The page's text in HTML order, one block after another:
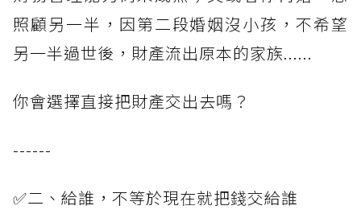
照顧另一半，因第二段婚姻沒小孩，不希望
另一半過世後，財產流出原本的家族......
你會選擇直接把財產交出去嗎？
------
✅二、給誰，不等於現在就把錢交給誰